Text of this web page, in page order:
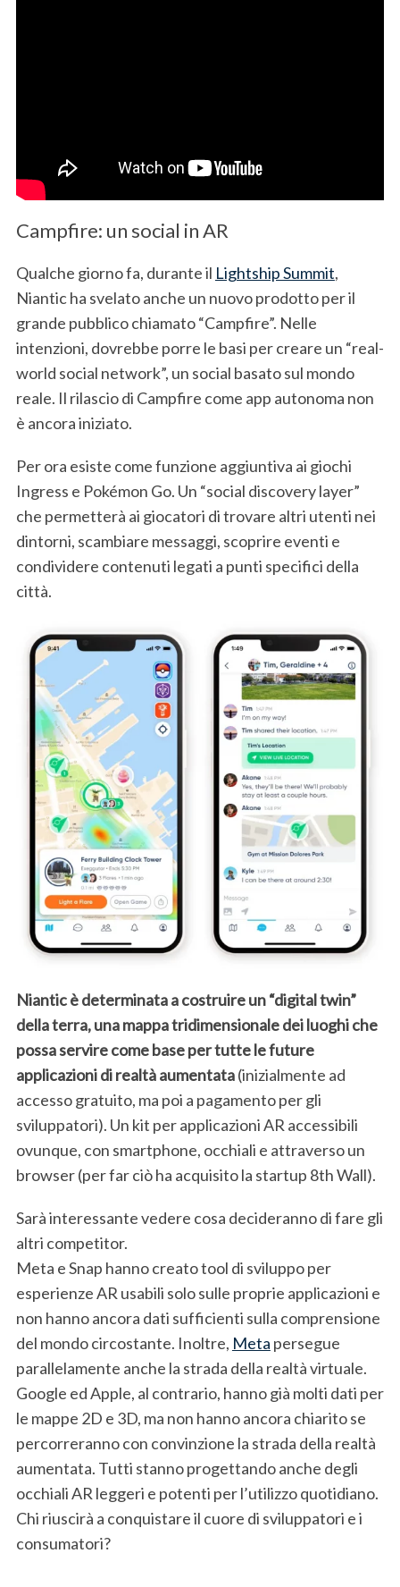
Campfire: un social in AR
Qualche giorno fa, durante il Lightship Summit,
Niantic ha svelato anche un nuovo prodotto per il
grande pubblico chiamato “Campfire”. Nelle
intenzioni, dovrebbe porre le basi per creare un “real-
world social network”, un social basato sul mondo
reale. Il rilascio di Campfire come app autonoma non
è ancora iniziato.
Per ora esiste come funzione aggiuntiva ai giochi
Ingress e Pokémon Go. Un “social discovery layer”
che permetterà ai giocatori di trovare altri utenti nei
dintorni, scambiare messaggi, scoprire eventi e
condividere contenuti legati a punti specifici della
città.
Niantic è determinata a costruire un “digital twin”
della terra, una mappa tridimensionale dei luoghi che
possa servire come base per tutte le future
applicazioni di realtà aumentata(inizialmente ad
accesso gratuito, ma poi a pagamento per gli
sviluppatori). Un kit per applicazioni AR accessibili
ovunque, con smartphone, occhiali e attraverso un
browser (per far ciò ha acquisito la startup 8th Wall).
Sarà interessante vedere cosa decideranno di fare gli
altri competitor.
Meta e Snap hanno creato tool di sviluppo per
esperienze AR usabili solo sulle proprie applicazioni e
non hanno ancora dati sufficienti sulla comprensione
del mondo circostante. Inoltre, Meta persegue
parallelamente anche la strada della realtà virtuale.
Google ed Apple, al contrario, hanno già molti dati per
le mappe 2D e 3D, ma non hanno ancora chiarito se
percorreranno con convinzione la strada della realtà
aumentata. Tutti stanno progettando anche degli
occhiali AR leggeri e potenti per l’utilizzo quotidiano.
Chi riuscirà a conquistare il cuore di sviluppatori e i
consumatori?